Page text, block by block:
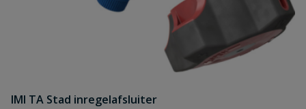
IMI TA Stad inregelafsluiter